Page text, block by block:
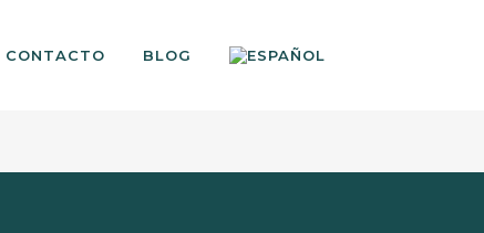
CONTACTO BLOG